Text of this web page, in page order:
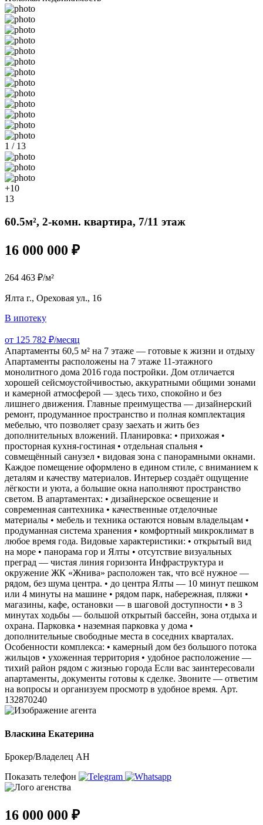
1 / 13
+10
13
60.5м², 2-комн. квартира, 7/11 этаж
16 000 000 ₽
264 463 ₽/м²
Ялта г., Ореховая ул., 16
В ипотеку
от 125 782 ₽/месяц
Апартаменты 60,5 м² на 7 этаже — готовые к жизни и отдыху
Апартаменты расположены на 7 этаже 11‑этажного
монолитного дома 2016 года постройки. Дом отличается
хорошей сейсмоустойчивостью, аккуратными общими зонами
и камерной атмосферой — здесь тихо, спокойно и без
лишнего движения. Главные преимущества — дизайнерский
ремонт, продуманное пространство и полная комплектация
мебелью, что позволяет сразу заехать и жить без
дополнительных вложений. Планировка: • прихожая •
просторная кухня‑гостиная • отдельная спальня •
совмещённый санузел • видовая зона с панорамными окнами.
Каждое помещение оформлено в едином стиле, с вниманием к
деталям и качеству материалов. Интерьер создаёт ощущение
лёгкости и уюта, а большие окна наполняют пространство
светом. В апартаментах: • дизайнерское освещение и
современная сантехника • качественные отделочные
материалы • мебель и техника остаются новым владельцам •
продуманная система хранения • комфортный микроклимат в
любое время года. Видовые характеристики: • открытый вид
на море • панорама гор и Ялты • отсутствие визуальных
преград — чистая линия горизонта Инфраструктура и
окружение ЖК «Жнива» расположен так, что всё нужное —
рядом, без шума центра. • до центра Ялты — 10 минут пешком
или 4 минуты на машине • рядом парк, набережная, пляжи •
магазины, кафе, остановки — в шаговой доступности • в 3
минутах ходьбы — большой открытый бассейн, зона отдыха и
охрана. Парковка • наземная парковка у дома •
дополнительные свободные места в соседних кварталах.
Особенности комплекса: • камерный дом без большого потока
жильцов • ухоженная территория • удобное расположение —
тихий район рядом с жизнью города Если вас заинтересовали
апартаменты, документы готовы к сделке. Звоните — ответим
на вопросы и организуем просмотр в удобное время. Арт.
132870240
Власкина Екатерина
Брокер/Владелец АН
Показать телефон
16 000 000 ₽